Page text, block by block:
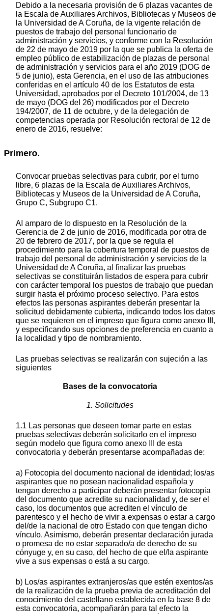
Debido a la necesaria provisión de 6 plazas vacantes de
la Escala de Auxiliares Archivos, Bibliotecas y Museos de
la Universidad de A Coruña, de la vigente relación de
puestos de trabajo del personal funcionario de
administración y servicios, y conforme con la Resolución
de 22 de mayo de 2019 por la que se publica la oferta de
empleo público de estabilización de plazas de personal
de administración y servicios para el año 2019 (DOG de
5 de junio), esta Gerencia, en el uso de las atribuciones
conferidas en el artículo 40 de los Estatutos de esta
Universidad, aprobados por el Decreto 101/2004, de 13
de mayo (DOG del 26) modificados por el Decreto
194/2007, de 11 de octubre, y de la delegación de
competencias operada por Resolución rectoral de 12 de
enero de 2016, resuelve:
Primero.
Convocar pruebas selectivas para cubrir, por el turno
libre, 6 plazas de la Escala de Auxiliares Archivos,
Bibliotecas y Museos de la Universidad de A Coruña,
Grupo C, Subgrupo C1.
Al amparo de lo dispuesto en la Resolución de la
Gerencia de 2 de junio de 2016, modificada por otra de
20 de febrero de 2017, por la que se regula el
procedimiento para la cobertura temporal de puestos de
trabajo del personal de administración y servicios de la
Universidad de A Coruña, al finalizar las pruebas
selectivas se constituirán listados de espera para cubrir
con carácter temporal los puestos de trabajo que puedan
surgir hasta el próximo proceso selectivo. Para estos
efectos las personas aspirantes deberán presentar la
solicitud debidamente cubierta, indicando todos los datos
que se requieren en el impreso que figura como anexo III,
y especificando sus opciones de preferencia en cuanto a
la localidad y tipo de nombramiento.
Las pruebas selectivas se realizarán con sujeción a las
siguientes
Bases de la convocatoria
1. Solicitudes
1.1 Las personas que deseen tomar parte en estas
pruebas selectivas deberán solicitarlo en el impreso
según modelo que figura como anexo III de esta
convocatoria y deberán presentarse acompañadas de:
a) Fotocopia del documento nacional de identidad; los/as
aspirantes que no posean nacionalidad española y
tengan derecho a participar deberán presentar fotocopia
del documento que acredite su nacionalidad y, de ser el
caso, los documentos que acrediten el vínculo de
parentesco y el hecho de vivir a expensas o estar a cargo
del/de la nacional de otro Estado con que tengan dicho
vínculo. Asimismo, deberán presentar declaración jurada
o promesa de no estar separado/a de derecho de su
cónyuge y, en su caso, del hecho de que el/la aspirante
vive a sus expensas o está a su cargo.
b) Los/as aspirantes extranjeros/as que estén exentos/as
de la realización de la prueba previa de acreditación del
conocimiento del castellano establecida en la base 8 de
esta convocatoria, acompañarán para tal efecto la